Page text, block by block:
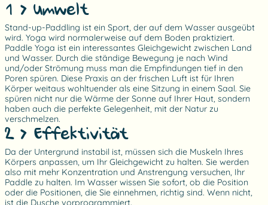
1 > Umwelt
Stand-up-Paddling ist ein Sport, der auf dem Wasser ausgeübt
wird. Yoga wird normalerweise auf dem Boden praktiziert.
Paddle Yoga ist ein interessantes Gleichgewicht zwischen Land
und Wasser. Durch die ständige Bewegung je nach Wind
und/oder Strömung muss man die Empfindungen tief in den
Poren spüren. Diese Praxis an der frischen Luft ist für Ihren
Körper weitaus wohltuender als eine Sitzung in einem Saal. Sie
spüren nicht nur die Wärme der Sonne auf Ihrer Haut, sondern
haben auch die perfekte Gelegenheit, mit der Natur zu
verschmelzen.
2 > Effektivität
Da der Untergrund instabil ist, müssen sich die Muskeln Ihres
Körpers anpassen, um Ihr Gleichgewicht zu halten. Sie werden
also mit mehr Konzentration und Anstrengung versuchen, Ihr
Paddle zu halten. Im Wasser wissen Sie sofort, ob die Position
oder die Positionen, die Sie einnehmen, richtig sind. Wenn nicht,
ist die Dusche vorprogrammiert.